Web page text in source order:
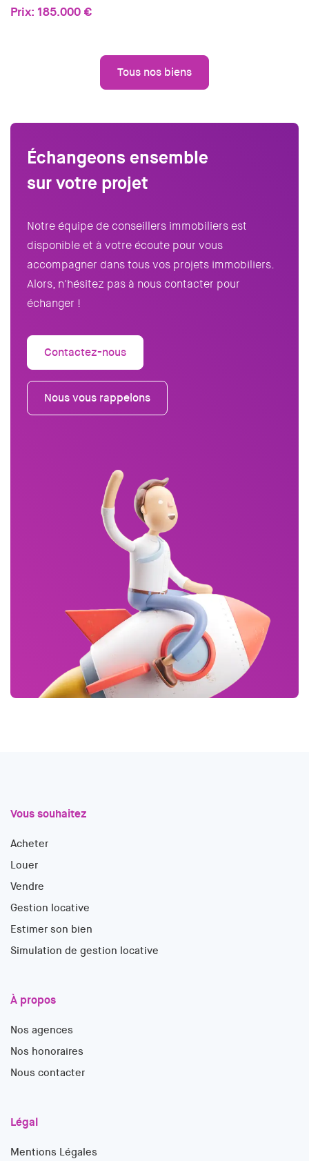
Prix: 185.000 €
Tous nos biens
Échangeons ensemble
sur votre projet
Notre équipe de conseillers immobiliers est
disponible et à votre écoute pour vous
accompagner dans tous vos projets immobiliers.
Alors, n'hésitez pas à nous contacter pour
échanger !
Contactez-nous
Nous vous rappelons
Vous souhaitez
Acheter
Louer
Vendre
Gestion locative
Estimer son bien
Simulation de gestion locative
À propos
Nos agences
Nos honoraires
Nous contacter
Légal
Mentions Légales